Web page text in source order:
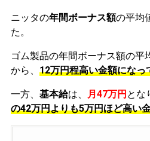
ニッタの年間ボーナス額の平均
た。
ゴム製品の年間ボーナス額の平
から、 12万円程高い金額になっ
一方、 基本給は、 月47万円 とな
の42万円よりも5万円ほど高い